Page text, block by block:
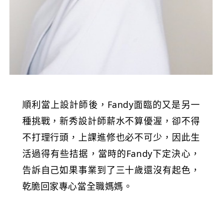
順利當上設計師後，Fandy面臨的又是另一
種挑戰，新秀設計師薪水不算優渥，卻不得
不打理行頭，上課進修也必不可少，因此生
活過得有些拮据，當時的Fandy下定決心，
告訴自己如果事業到了三十歲還沒有起色，
乾脆回家專心當全職媽媽。